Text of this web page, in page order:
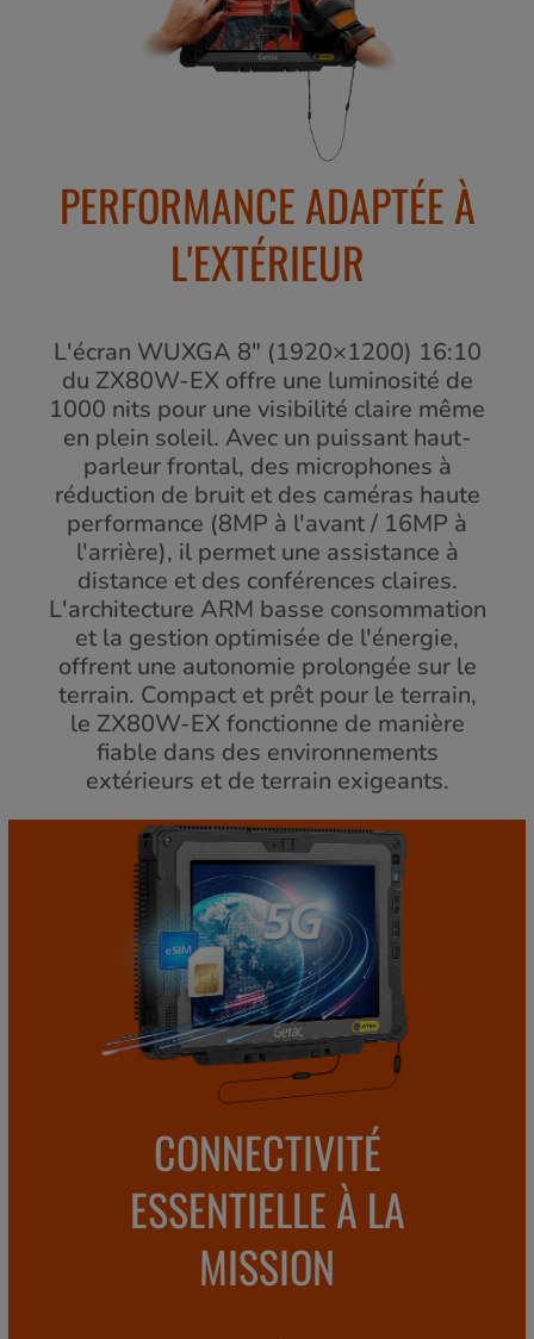
PERFORMANCE ADAPTÉE À
L'EXTÉRIEUR
L'écran WUXGA 8" (1920×1200) 16:10
du ZX80W-EX offre une luminosité de
1000 nits pour une visibilité claire même
en plein soleil. Avec un puissant haut-
parleur frontal, des microphones à
réduction de bruit et des caméras haute
performance (8MP à l'avant / 16MP à
l'arrière), il permet une assistance à
distance et des conférences claires.
L'architecture ARM basse consommation
et la gestion optimisée de l'énergie,
offrent une autonomie prolongée sur le
terrain. Compact et prêt pour le terrain,
le ZX80W-EX fonctionne de manière
fiable dans des environnements
extérieurs et de terrain exigeants.
CONNECTIVITÉ
ESSENTIELLE À LA
MISSION